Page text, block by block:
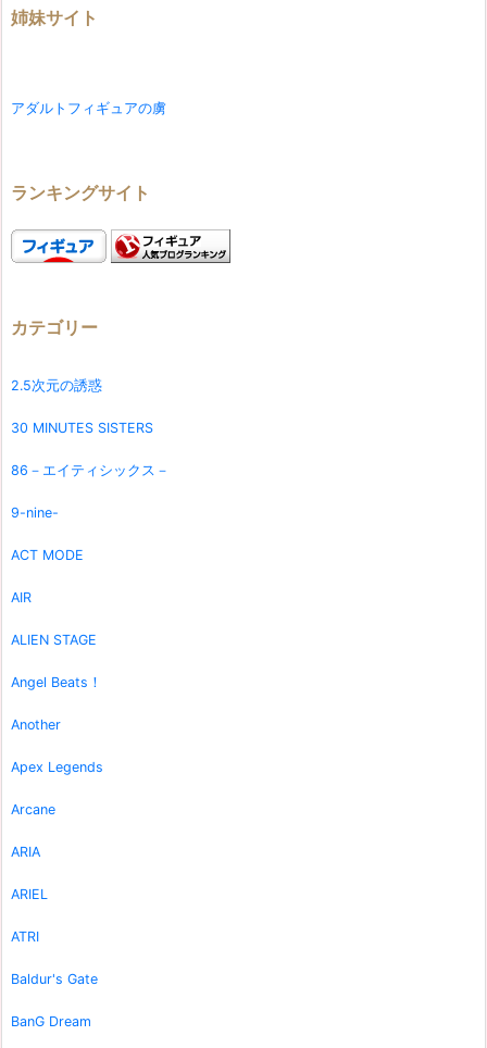
姉妹サイト
アダルトフィギュアの虜
ランキングサイト
カテゴリー
2.5次元の誘惑
30 MINUTES SISTERS
86－エイティシックス－
9-nine-
ACT MODE
AIR
ALIEN STAGE
Angel Beats！
Another
Apex Legends
Arcane
ARIA
ARIEL
ATRI
Baldur's Gate
BanG Dream